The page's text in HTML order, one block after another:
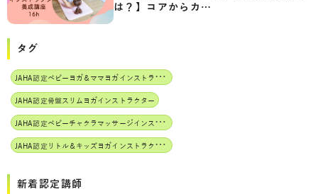
は？】コアからカ…
タグ
J
AHA認定ベビーヨガ＆ママヨガインストラクター
JAHA認定骨盤スリムヨガインストラクター
J
AHA認定ベビーチャクラマッサージインストラクター
J
AHA認定リトル＆キッズヨガインストラクター
新着認定講師